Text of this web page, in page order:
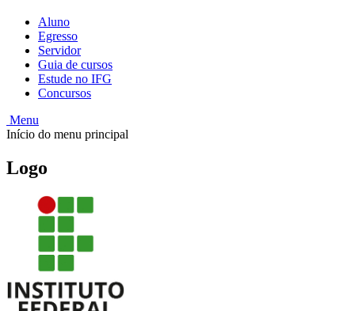
Aluno
Egresso
Servidor
Guia de cursos
Estude no IFG
Concursos
Menu
Início do menu principal
Logo